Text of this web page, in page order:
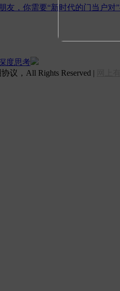
友，你需要“新时代的门当户
度思考
议，All Rights Reserved |